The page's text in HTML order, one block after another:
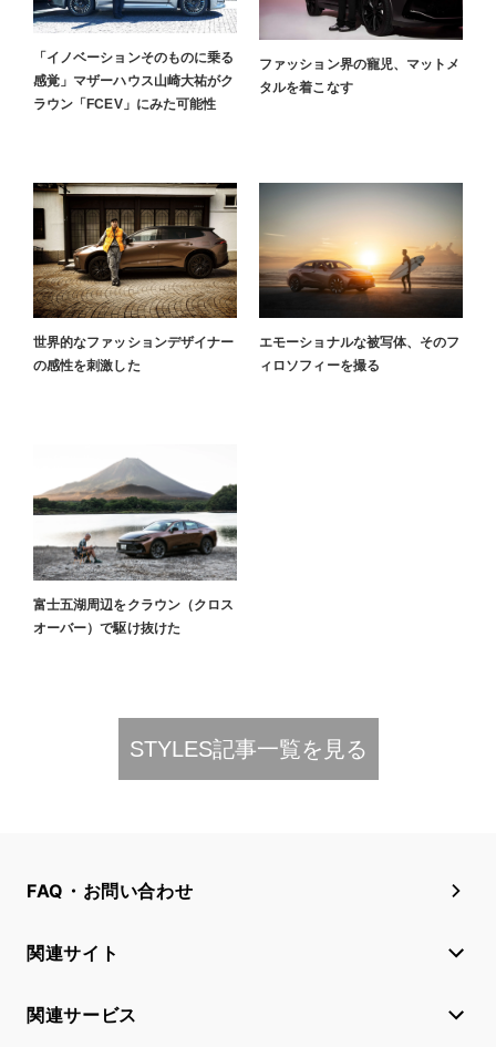
「イノベーションそのものに乗る
感覚」マザーハウス山崎大祐がク
ラウン「FCEV」にみた可能性
ファッション界の寵児、マットメ
タルを着こなす
世界的なファッションデザイナー
の感性を刺激した
エモーショナルな被写体、そのフ
ィロソフィーを撮る
富士五湖周辺をクラウン（クロス
オーバー）で駆け抜けた
STYLES記事一覧を見る​
FAQ・お問い合わせ
関連サイト
関連サービス